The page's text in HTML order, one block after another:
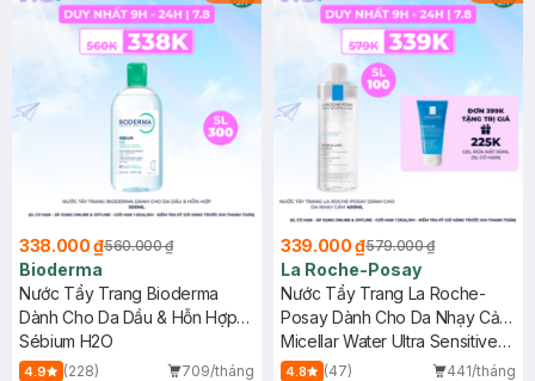
338.000 ₫560.000 ₫
Bioderma
Nước Tẩy Trang Bioderma
Dành Cho Da Dầu & Hỗn Hợp
500ml
Sébium H2O
4.9 (228)
709/tháng
339.000 ₫579.000 ₫
La Roche-Posay
Nước Tẩy Trang La Roche-
Posay Dành Cho Da Nhạy Cảm
400ml
Micellar Water Ultra Sensitive
Skin
4.8 (47)
441/tháng